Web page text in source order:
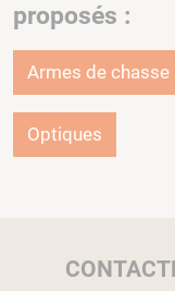
proposés :
Armes de chasse
Optiques